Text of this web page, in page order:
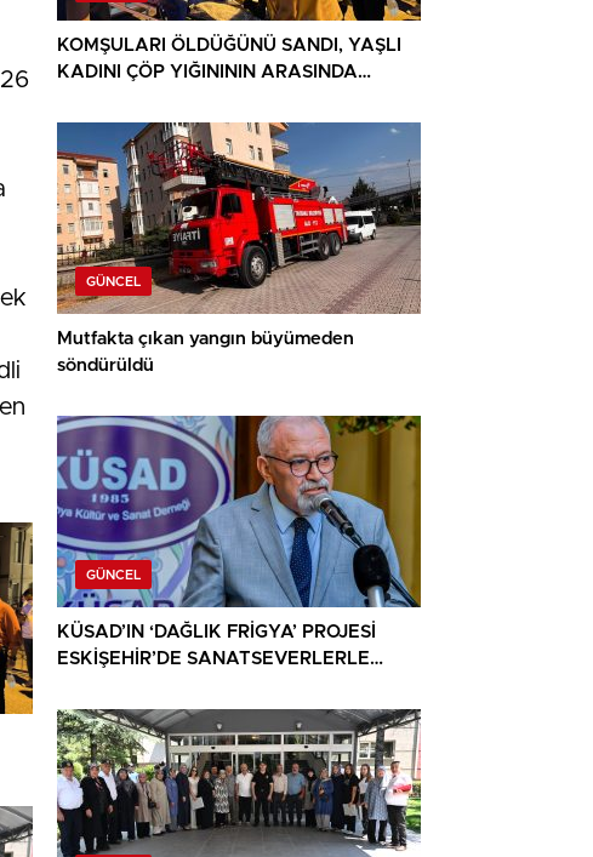
KOMŞULARI ÖLDÜĞÜNÜ SANDI, YAŞLI
KADINI ÇÖP YIĞINININ ARASINDA
GÜNCEL
Mutfakta çıkan yangın büyümeden
söndürüldü
GÜNCEL
KÜSAD’IN ‘DAĞLIK FRİGYA’ PROJESİ
ESKİŞEHİR’DE SANATSEVERLERLE